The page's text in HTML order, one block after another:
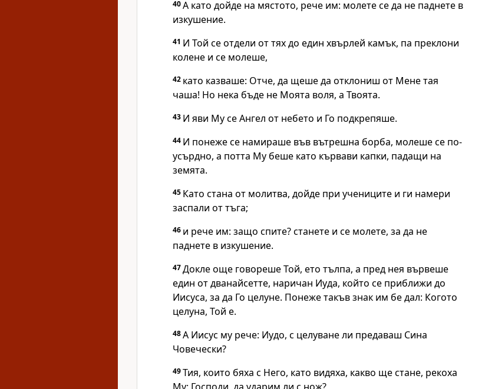
40А като дойде на мястото, рече им: молете се да не паднете в
изкушение.
41 И Той се отдели от тях до един хвърлей камък, па преклони
колене и се молеше,
42 като казваше: Отче, да щеше да отклониш от Мене тая
чаша! Но нека бъде не Моята воля, а Твоята.
43 И яви Му се Ангел от небето и Го подкрепяше.
44 И понеже се намираше във вътрешна борба, молеше се по-
усърдно, а потта Му беше като кървави капки, падащи на
земята.
45 Като стана от молитва, дойде при учениците и ги намери
заспали от тъга;
46 и рече им: защо спите? станете и се молете, за да не
паднете в изкушение.
47Докле още говореше Той, ето тълпа, а пред нея вървеше
един от дванайсетте, наричан Иуда, който се приближи до
Иисуса, за да Го целуне. Понеже такъв знак им бе дал: Когото
целуна, Той е.
48А Иисус му рече: Иудо, с целуване ли предаваш Сина
Човечески?
49Тия, които бяха с Него, като видяха, какво ще стане, рекоха